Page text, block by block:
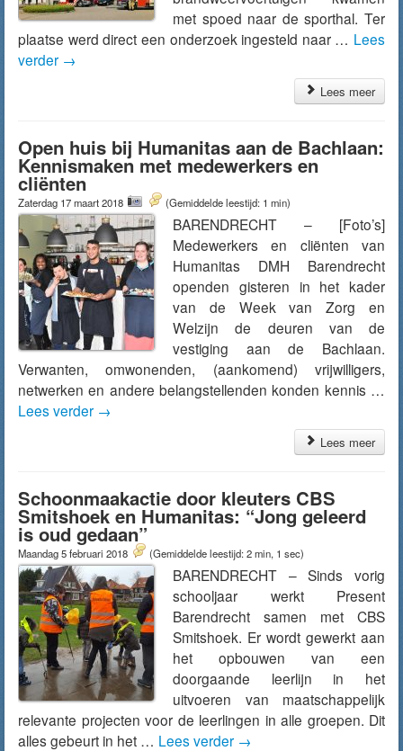
met spoed naar de sporthal. Ter
plaatse werd direct een onderzoek ingesteld naar … Lees
verder →
Lees meer
Open huis bij Humanitas aan de Bachlaan:
Kennismaken met medewerkers en
cliënten
Zaterdag 17 maart 2018 (Gemiddelde leestijd: 1 min)
BARENDRECHT – [Foto’s]
Medewerkers en cliënten van
Humanitas DMH Barendrecht
openden gisteren in het kader
van de Week van Zorg en
Welzijn de deuren van de
vestiging aan de Bachlaan.
Verwanten, omwonenden, (aankomend) vrijwilligers,
netwerken en andere belangstellenden konden kennis …
Lees verder →
Lees meer
Schoonmaakactie door kleuters CBS
Smitshoek en Humanitas: “Jong geleerd
is oud gedaan”
Maandag 5 februari 2018 (Gemiddelde leestijd: 2 min, 1 sec)
BARENDRECHT – Sinds vorig
schooljaar werkt Present
Barendrecht samen met CBS
Smitshoek. Er wordt gewerkt aan
het opbouwen van een
doorgaande leerlijn in het
uitvoeren van maatschappelijk
relevante projecten voor de leerlingen in alle groepen. Dit
alles gebeurt in het … Lees verder →